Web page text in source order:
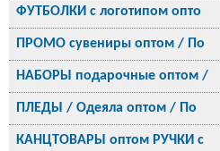
ФУТБОЛКИ с логотипом опто
ПРОМО сувениры оптом / По
НАБОРЫ подарочные оптом /
ПЛЕДЫ / Одеяла оптом / По
КАНЦТОВАРЫ оптом РУЧКИ с